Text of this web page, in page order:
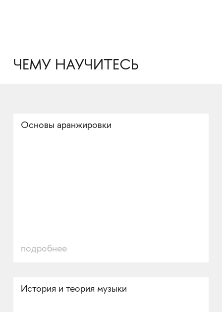
ЧЕМУ НАУЧИТЕСЬ
Основы аранжировки
подробнее
История и теория музыки